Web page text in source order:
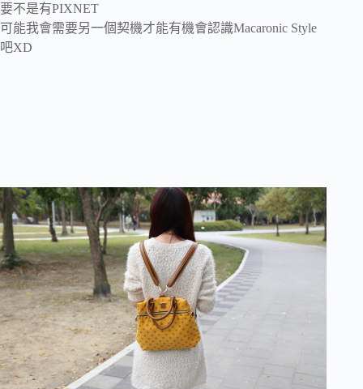
要不是有PIXNET
可能我會需要另一個契機才能有機會認識Macaronic Style
吧XD